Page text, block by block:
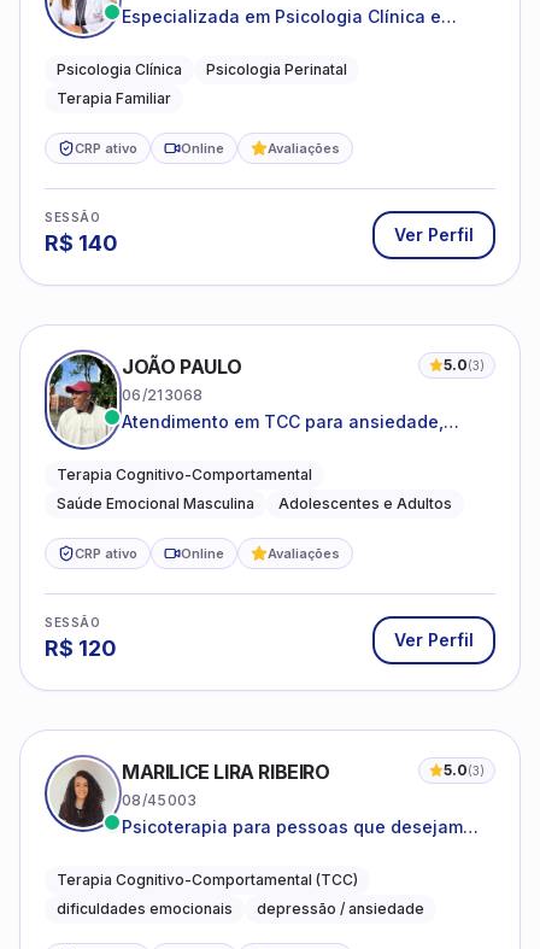
Especializada em Psicologia Clínica e
famílias
Psicologia Clínica
Psicologia Perinatal
Terapia Familiar
CRP ativo Online Avaliações
SESSÃO
R$ 140 Ver Perfil
JOÃO PAULO 5.0(3)
06/213068
Atendimento em TCC para ansiedade,
emocional
Terapia Cognitivo-Comportamental
Saúde Emocional Masculina
Adolescentes e Adultos
CRP ativo Online Avaliações
SESSÃO
R$ 120 Ver Perfil
MARILICE LIRA RIBEIRO 5.0(3)
08/45003
Psicoterapia para pessoas que desejam
dificuldades do dia a dia
Terapia Cognitivo-Comportamental (TCC)
dificuldades emocionais
depressão / ansiedade